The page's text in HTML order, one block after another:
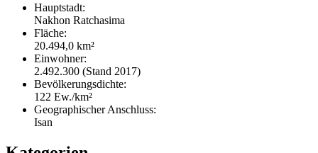
Hauptstadt:
Nakhon Ratchasima
Fläche:
20.494,0 km²
Einwohner:
2.492.300 (Stand 2017)
Bevölkerungsdichte:
122 Ew./km²
Geographischer Anschluss:
Isan